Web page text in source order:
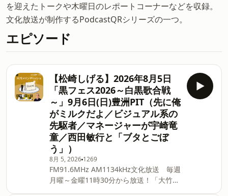
を迎えたトークや木曜日のレポートコーナーなどを収録。
文化放送が制作するPodcastQRシリーズの一つ。
エピソード
【松崎しげる】2026年8月5日
「黒フェス2026～白黒歌合戦
～」9月6日(日)豊洲PIT（先に俺
がミルクだよ／ビジュアル系の
先駆者／マネージャーが宇崎竜
童／西田敏行と「ブタとごぼ
う」）
8月 5, 2026 1269
FM91.6MHz AM1134kHz文化放送 毎週
月曜～金曜11時30分から放送！「大竹ま